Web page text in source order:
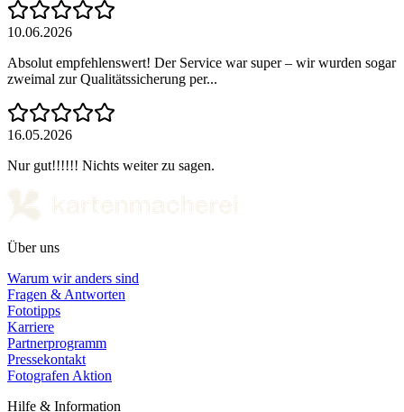
10.06.2026
Absolut empfehlenswert! Der Service war super – wir wurden sogar
zweimal zur Qualitätssicherung per...
16.05.2026
Nur gut!!!!!! Nichts weiter zu sagen.
Über uns
Warum wir anders sind
Fragen & Antworten
Fototipps
Karriere
Partnerprogramm
Pressekontakt
Fotografen Aktion
Hilfe & Information